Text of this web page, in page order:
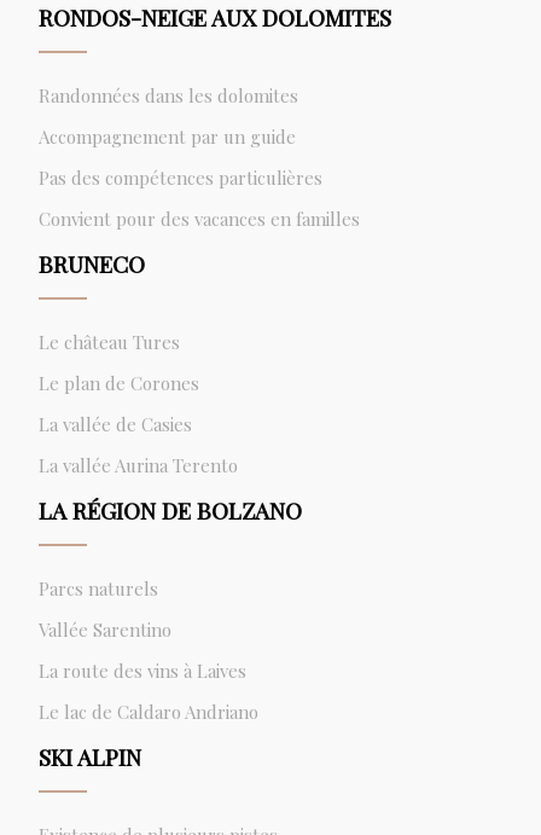
RONDOS-NEIGE AUX DOLOMITES
Randonnées dans les dolomites
Accompagnement par un guide
Pas des compétences particulières
Convient pour des vacances en familles
BRUNECO
Le château Tures
Le plan de Corones
La vallée de Casies
La vallée Aurina Terento
LA RÉGION DE BOLZANO
Parcs naturels
Vallée Sarentino
La route des vins à Laives
Le lac de Caldaro Andriano
SKI ALPIN